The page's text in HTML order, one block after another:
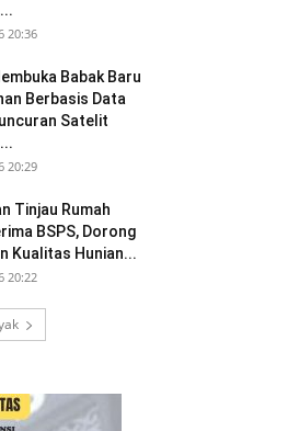
20:36
Babak Baru
Berbasis Data
Satelit
20:29
Tinjau Rumah
BSPS, Dorong
Kualitas Hunian...
20:22